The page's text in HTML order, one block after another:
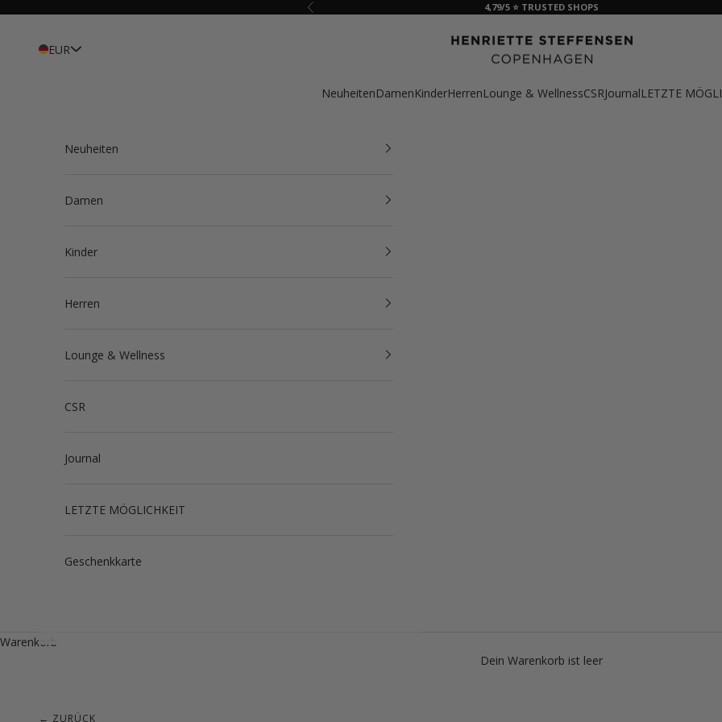
Zurück 4,79/5 ⭐ TRUSTED SHOPS
EUR HSCPH
NeuheitenDamenKinderHerrenLounge & WellnessCSRJournalLETZTE
Neuheiten
Damen
Kinder
Herren
Lounge & Wellness
CSR
Journal
LETZTE MÖGLICHKEIT
Geschenkkarte
Warenkorb
Dein Warenkorb ist leer
← ZURÜCK